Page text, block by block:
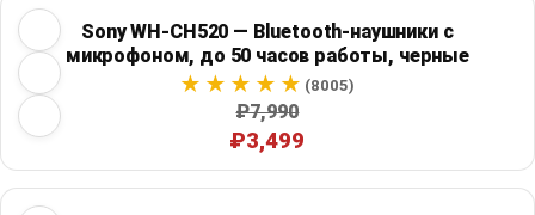
Sony WH-CH520 — Bluetooth-наушники с
микрофоном, до 50 часов работы, черные
(8005)
₽7,990
₽3,499